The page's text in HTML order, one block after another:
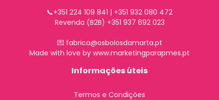
📞+351 224 109 841 | +351 932 080 472
Revenda (B2B) +351 937 692 023
💌 fabrica@osbolosdamarta.pt
Made with love by www.marketingparapmes.pt
Informações úteis
Termos e Condições